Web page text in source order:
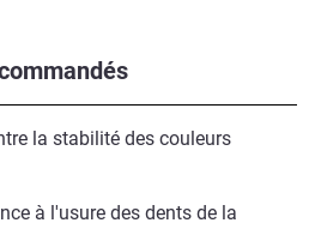
la stabilité des couleurs
à l'usure des dents de la